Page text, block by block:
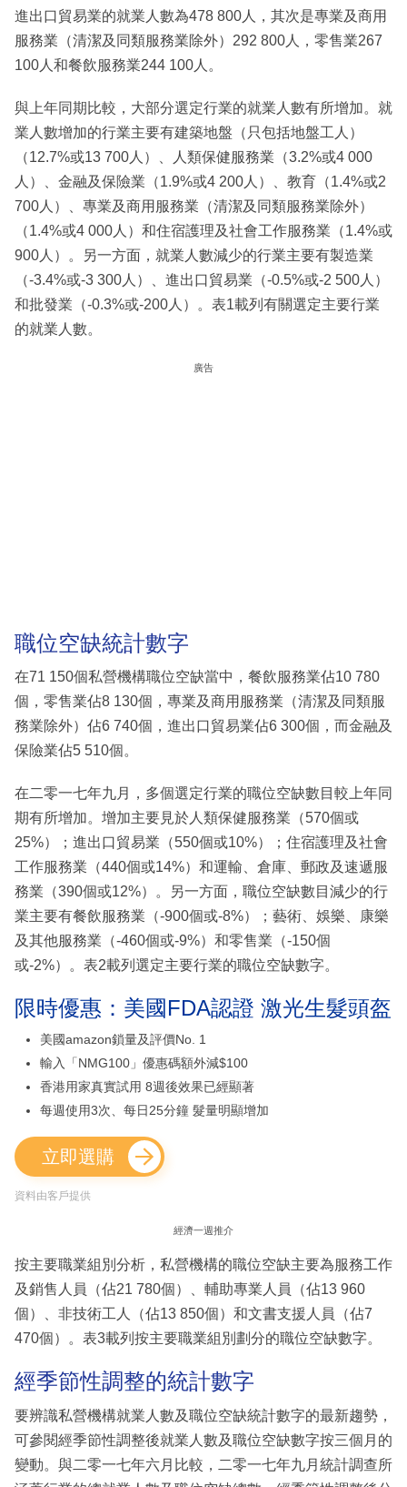
進出口貿易業的就業人數為478 800人，其次是專業及商用
服務業（清潔及同類服務業除外）292 800人，零售業267
100人和餐飲服務業244 100人。
與上年同期比較，大部分選定行業的就業人數有所增加。就
業人數增加的行業主要有建築地盤（只包括地盤工人）
（12.7%或13 700人）、人類保健服務業（3.2%或4 000
人）、金融及保險業（1.9%或4 200人）、教育（1.4%或2
700人）、專業及商用服務業（清潔及同類服務業除外）
（1.4%或4 000人）和住宿護理及社會工作服務業（1.4%或
900人）。另一方面，就業人數減少的行業主要有製造業
（-3.4%或-3 300人）、進出口貿易業（-0.5%或-2 500人）
和批發業（-0.3%或-200人）。表1載列有關選定主要行業
的就業人數。
廣告
職位空缺統計數字
在71 150個私營機構職位空缺當中，餐飲服務業佔10 780
個，零售業佔8 130個，專業及商用服務業（清潔及同類服
務業除外）佔6 740個，進出口貿易業佔6 300個，而金融及
保險業佔5 510個。
在二零一七年九月，多個選定行業的職位空缺數目較上年同
期有所增加。增加主要見於人類保健服務業（570個或
25%）；進出口貿易業（550個或10%）；住宿護理及社會
工作服務業（440個或14%）和運輸、倉庫、郵政及速遞服
務業（390個或12%）。另一方面，職位空缺數目減少的行
業主要有餐飲服務業（-900個或-8%）；藝術、娛樂、康樂
及其他服務業（-460個或-9%）和零售業（-150個
或-2%）。表2載列選定主要行業的職位空缺數字。
限時優惠：美國FDA認證 激光生髮頭盔
美國amazon鎖量及評價No. 1
輸入「NMG100」優惠碼額外減$100
香港用家真實試用 8週後效果已經顯著
每週使用3次、每日25分鐘 髮量明顯增加
立即選購
資料由客戶提供
經濟一週推介
按主要職業組別分析，私營機構的職位空缺主要為服務工作
及銷售人員（佔21 780個）、輔助專業人員（佔13 960
個）、非技術工人（佔13 850個）和文書支援人員（佔7
470個）。表3載列按主要職業組別劃分的職位空缺數字。
經季節性調整的統計數字
要辨識私營機構就業人數及職位空缺統計數字的最新趨勢，
可參閱經季節性調整後就業人數及職位空缺數字按三個月的
變動。與二零一七年六月比較，二零一七年九月統計調查所